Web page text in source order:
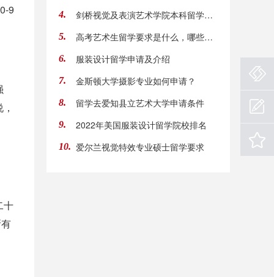
9
十
4. 剑桥视觉及表演艺术学院本科留学解析
5. 高考艺术生留学要求是什么，哪些国家可以推介
6. 服装设计留学申请及介绍
7. 金斯顿大学摄影专业如何申请？
8. 留学去爱知县立艺术大学申请条件
9. 2022年美国服装设计留学院校排名
10. 爱尔兰视觉特效专业硕士留学要求